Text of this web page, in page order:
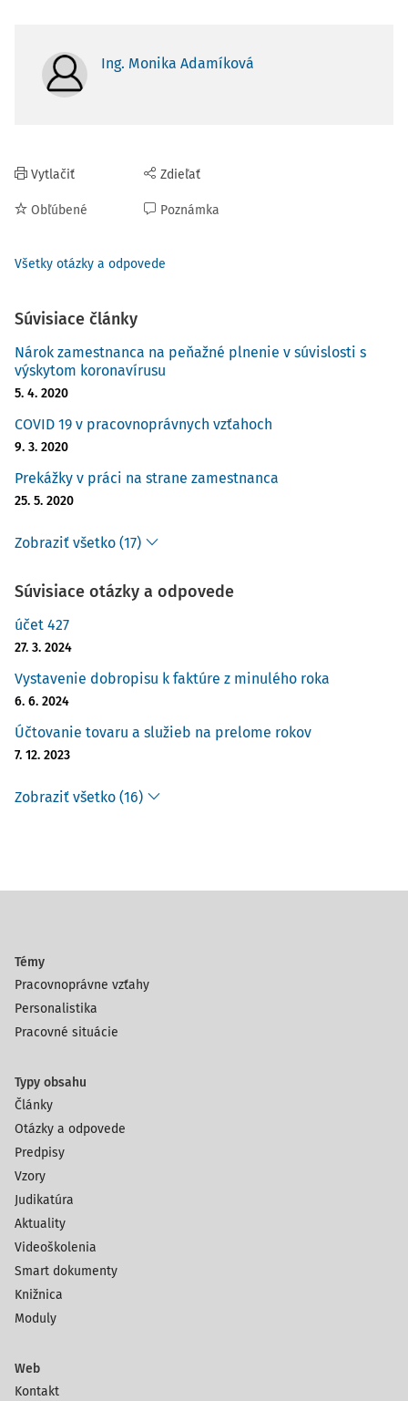
Ing. Monika Adamíková
Vytlačiť
Obľúbené
Zdieľať
Poznámka
Všetky otázky a odpovede
Súvisiace články
Nárok zamestnanca na peňažné plnenie v súvislosti s
výskytom koronavírusu
5. 4. 2020
COVID 19 v pracovnoprávnych vzťahoch
9. 3. 2020
Prekážky v práci na strane zamestnanca
25. 5. 2020
Zobraziť všetko (17)
Súvisiace otázky a odpovede
účet 427
27. 3. 2024
Vystavenie dobropisu k faktúre z minulého roka
6. 6. 2024
Účtovanie tovaru a služieb na prelome rokov
7. 12. 2023
Zobraziť všetko (16)
Témy
Pracovnoprávne vzťahy
Personalistika
Pracovné situácie
Typy obsahu
Články
Otázky a odpovede
Predpisy
Vzory
Judikatúra
Aktuality
Videoškolenia
Smart dokumenty
Knižnica
Moduly
Web
Kontakt